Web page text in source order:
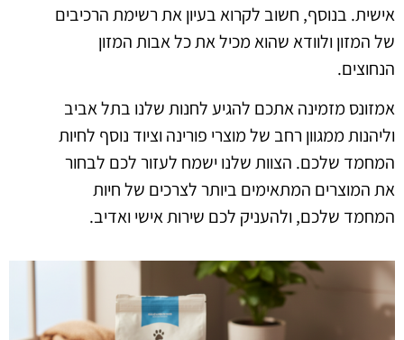
אישית. בנוסף, חשוב לקרוא בעיון את רשימת הרכיבים
של המזון ולוודא שהוא מכיל את כל אבות המזון
הנחוצים.
אמזונס מזמינה אתכם להגיע לחנות שלנו בתל אביב
וליהנות ממגוון רחב של מוצרי פורינה וציוד נוסף לחיות
המחמד שלכם. הצוות שלנו ישמח לעזור לכם לבחור
את המוצרים המתאימים ביותר לצרכים של חיות
המחמד שלכם, ולהעניק לכם שירות אישי ואדיב.